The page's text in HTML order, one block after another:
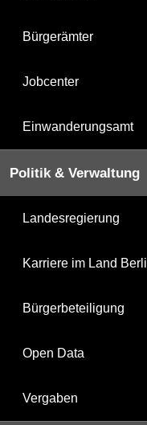
Bürgerämter
Jobcenter
Einwanderungsamt
Politik & Verwaltung
Landesregierung
Karriere im Land
Bürgerbeteiligung
Open Data
Vergaben